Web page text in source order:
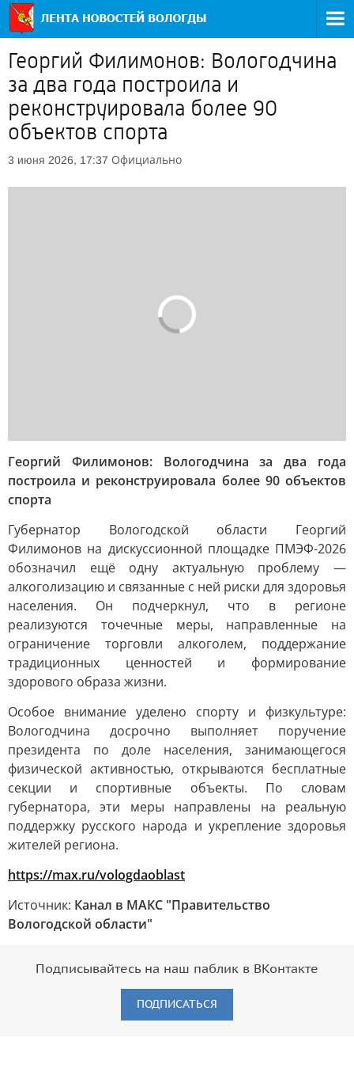
Георгий Филимонов: Вологодчина
за два года построила и
реконструировала более 90
объектов спорта
3 июня 2026, 17:37 Официально
Георгий Филимонов: Вологодчина за два года
построила и реконструировала более 90 объектов
спорта
Губернатор Вологодской области Георгий
Филимонов на дискуссионной площадке ПМЭФ-2026
обозначил ещё одну актуальную проблему —
алкоголизацию и связанные с ней риски для здоровья
населения. Он подчеркнул, что в регионе
реализуются точечные меры, направленные на
ограничение торговли алкоголем, поддержание
традиционных ценностей и формирование
здорового образа жизни.
Особое внимание уделено спорту и физкультуре:
Вологодчина досрочно выполняет поручение
президента по доле населения, занимающегося
физической активностью, открываются бесплатные
секции и спортивные объекты. По словам
губернатора, эти меры направлены на реальную
поддержку русского народа и укрепление здоровья
жителей региона.
https://max.ru/vologdaoblast
Источник: Канал в МАКС "Правительство
Вологодской области"
Подписывайтесь на наш паблик в ВКонтакте
ПОДПИСАТЬСЯ